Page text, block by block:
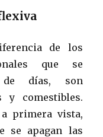
de los
que se
de días, son
y comestibles.
primera vista,
se apagan las